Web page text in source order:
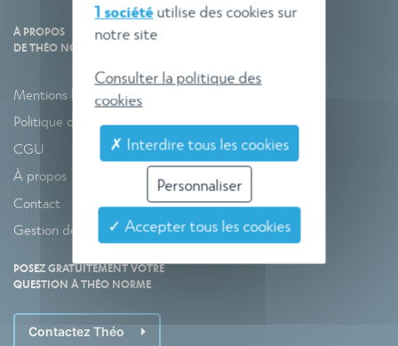
À PROPOS
DE THÉO NORME
Mentions légales
Politique de confidentialité
CGU
À propos
Contact
Gestion des cookies
POSEZ GRATUITEMENT VOTRE
QUESTION À THÉO NORME
Contactez Théo
1 sociétéutilise des cookies sur
notre site
Consulter la politique des
cookies
✗ Interdire tous les cookies
Personnaliser
✓ Accepter tous les cookies